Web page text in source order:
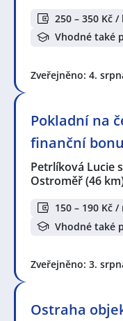
250 – 350 Kč /
Vhodné také
Zveřejněno: 4.
Pokladní na
finanční
Petrlíková Lucie
Ostroměř(46
150 – 190 Kč /
Vhodné také
Zveřejněno: 3.
Ostraha